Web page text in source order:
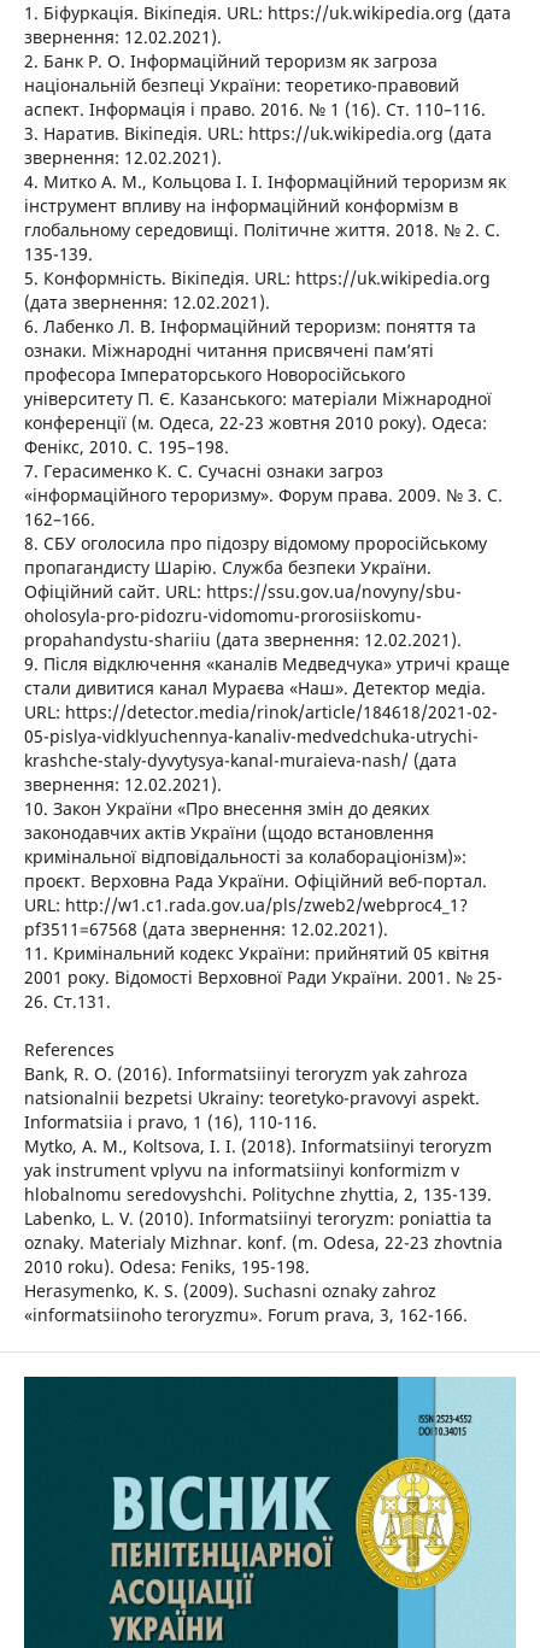
1. Біфуркація. Вікіпедія. URL: https://uk.wikipedia.org (дата
звернення: 12.02.2021).
2. Банк Р. О. Інформаційний тероризм як загроза
національній безпеці України: теоретико-правовий
аспект. Інформація і право. 2016. № 1 (16). Ст. 110–116.
3. Наратив. Вікіпедія. URL: https://uk.wikipedia.org (дата
звернення: 12.02.2021).
4. Митко А. М., Кольцова І. І. Інформаційний тероризм як
інструмент впливу на інформаційний конформізм в
глобальному середовищі. Політичне життя. 2018. № 2. С.
135-139.
5. Конформність. Вікіпедія. URL: https://uk.wikipedia.org
(дата звернення: 12.02.2021).
6. Лабенко Л. В. Інформаційний тероризм: поняття та
ознаки. Міжнародні читання присвячені пам’яті
професора Імператорського Новоросійського
університету П. Є. Казанського: матеріали Міжнародної
конференції (м. Одеса, 22-23 жовтня 2010 року). Одеса:
Фенікс, 2010. С. 195–198.
7. Герасименко К. С. Сучасні ознаки загроз
«інформаційного тероризму». Форум права. 2009. № 3. С.
162–166.
8. СБУ оголосила про підозру відомому проросійському
пропагандисту Шарію. Служба безпеки України.
Офіційний сайт. URL: https://ssu.gov.ua/novyny/sbu-
oholosyla-pro-pidozru-vidomomu-prorosiiskomu-
propahandystu-shariiu (дата звернення: 12.02.2021).
9. Після відключення «каналів Медведчука» утричі краще
стали дивитися канал Мураєва «Наш». Детектор медіа.
URL: https://detector.media/rinok/article/184618/2021-02-
05-pislya-vidklyuchennya-kanaliv-medvedchuka-utrychi-
krashche-staly-dyvytysya-kanal-muraieva-nash/ (дата
звернення: 12.02.2021).
10. Закон України «Про внесення змін до деяких
законодавчих актів України (щодо встановлення
кримінальної відповідальності за колабораціонізм)»:
проєкт. Верховна Рада України. Офіційний веб-портал.
URL: http://w1.c1.rada.gov.ua/pls/zweb2/webproc4_1?
pf3511=67568 (дата звернення: 12.02.2021).
11. Кримінальний кодекс України: прийнятий 05 квітня
2001 року. Відомості Верховної Ради України. 2001. № 25-
26. Ст.131.
References
Bank, R. O. (2016). Informatsiinyi teroryzm yak zahroza
natsionalnii bezpetsi Ukrainy: teoretyko-pravovyi aspekt.
Informatsiia i pravo, 1 (16), 110-116.
Mytko, A. M., Koltsova, I. I. (2018). Informatsiinyi teroryzm
yak instrument vplyvu na informatsiinyi konformizm v
hlobalnomu seredovyshchi. Politychne zhyttia, 2, 135-139.
Labenko, L. V. (2010). Informatsiinyi teroryzm: poniattia ta
oznaky. Materialy Mizhnar. konf. (m. Odesa, 22-23 zhovtnia
2010 roku). Odesa: Feniks, 195-198.
Herasymenko, K. S. (2009). Suchasni oznaky zahroz
«informatsiinoho teroryzmu». Forum prava, 3, 162-166.